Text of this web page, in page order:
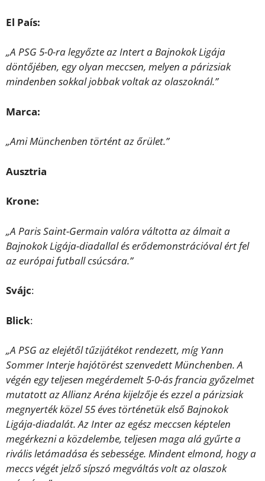
El País:
„A PSG 5-0-ra legyőzte az Intert a Bajnokok Ligája
döntőjében, egy olyan meccsen, melyen a párizsiak
mindenben sokkal jobbak voltak az olaszoknál.”
Marca:
„Ami Münchenben történt az őrület.”
Ausztria
Krone:
„A Paris Saint-Germain valóra váltotta az álmait a
Bajnokok Ligája-diadallal és erődemonstrációval ért fel
az európai futball csúcsára.”
Svájc:
Blick:
„A PSG az elejétől tűzijátékot rendezett, míg Yann
Sommer Interje hajótörést szenvedett Münchenben. A
végén egy teljesen megérdemelt 5-0-ás francia győzelmet
mutatott az Allianz Aréna kijelzője és ezzel a párizsiak
megnyerték közel 55 éves történetük első Bajnokok
Ligája-diadalát. Az Inter az egész meccsen képtelen
megérkezni a közdelembe, teljesen maga alá gyűrte a
rivális letámadása és sebessége. Mindent elmond, hogy a
meccs végét jelző sípszó megváltás volt az olaszok